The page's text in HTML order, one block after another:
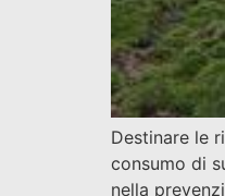
Destinare le
consumo di
nella